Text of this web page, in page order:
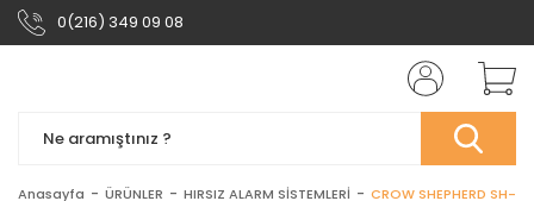
0(216) 349 09 08
Anasayfa ÜRÜNLER HIRSIZ ALARM SİSTEMLERİ CROW SHEPHERD SH-